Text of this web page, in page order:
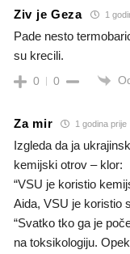
Ziv je Geza 1
Pade nesto
su krecili.
0 0
Za mir 1 godina prije
Izgleda da ja
kemijski otrov – klor:
“VSU je koristio
Aida, VSU je koristio
“Svatko tko ga je
na toksikologiju.